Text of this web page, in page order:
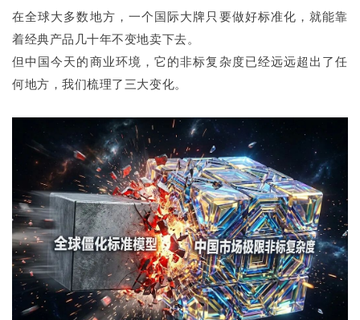
在全球大多数地方，一个国际大牌只要做好标准化，就能靠
着经典产品几十年不变地卖下去。
但中国今天的商业环境，它的非标复杂度已经远远超出了任
何地方，我们梳理了三大变化。